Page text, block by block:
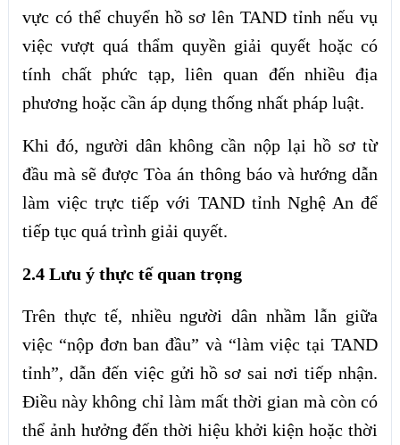
vực có thể chuyển hồ sơ lên TAND tỉnh nếu vụ
việc vượt quá thẩm quyền giải quyết hoặc có
tính chất phức tạp, liên quan đến nhiều địa
phương hoặc cần áp dụng thống nhất pháp luật.
Khi đó, người dân không cần nộp lại hồ sơ từ
đầu mà sẽ được Tòa án thông báo và hướng dẫn
làm việc trực tiếp với TAND tỉnh Nghệ An để
tiếp tục quá trình giải quyết.
2.4 Lưu ý thực tế quan trọng
Trên thực tế, nhiều người dân nhầm lẫn giữa
việc “nộp đơn ban đầu” và “làm việc tại TAND
tỉnh”, dẫn đến việc gửi hồ sơ sai nơi tiếp nhận.
Điều này không chỉ làm mất thời gian mà còn có
thể ảnh hưởng đến thời hiệu khởi kiện hoặc thời